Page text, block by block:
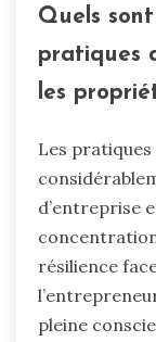
Quels
pratiques
les
Les
d’entreprise
résilience
pleine